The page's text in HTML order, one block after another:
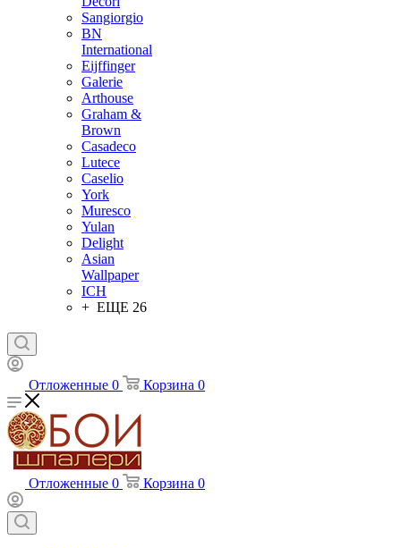
Sangiorgio
BN
International
Eijffinger
Galerie
Arthouse
Graham &
Brown
Casadeco
Lutece
Caselio
York
Muresco
Yulan
Delight
Asian
Wallpaper
ICH
+ ЕЩЕ 26
Отложенные 0 Корзина 0
Отложенные 0 Корзина 0